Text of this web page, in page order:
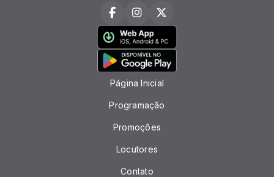
Página Inicial
Programação
Promoções
Locutores
Contato